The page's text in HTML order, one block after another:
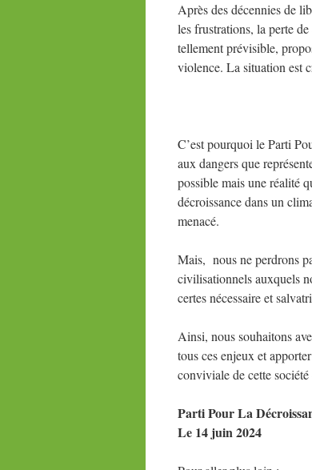
Après des décennies de
les frustrations, la perte
tellement prévisible,
violence. La situation est
C’est pourquoi le Parti
aux dangers que
possible mais une réalité
décroissance dans un
menacé.
Mais, nous ne perdrons
civilisationnels auxquels
certes nécessaire et
Ainsi, nous souhaitons
tous ces enjeux et
conviviale de cette
Parti Pour La
Le 14 juin 2024